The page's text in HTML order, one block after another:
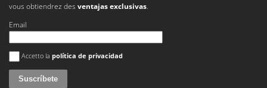
vous obtiendrez des ventajas exclusivas.
Email
Se ha producido un error
Accetto la política de privacidad